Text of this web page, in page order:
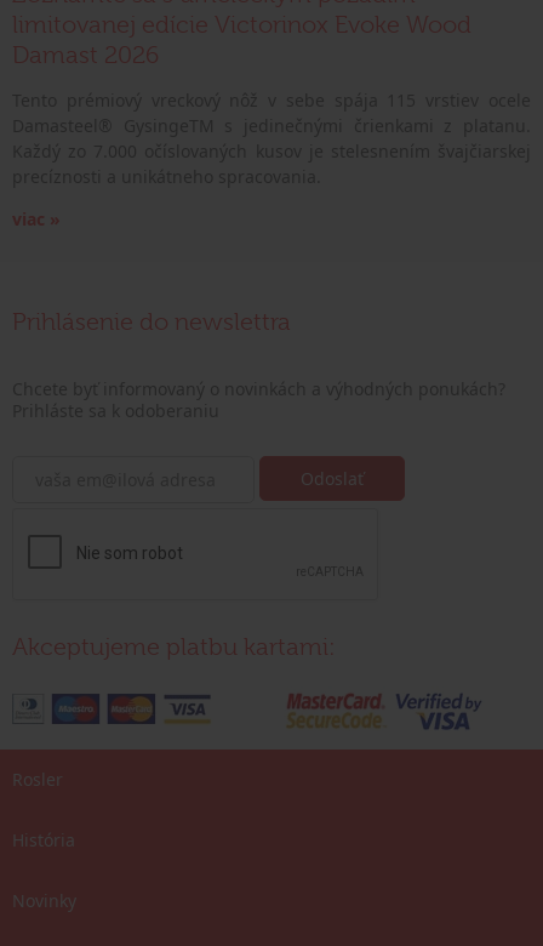
limitovanej edície Victorinox Evoke Wood
Damast 2026
viac »
Prihlásenie do newslettra
Akceptujeme platbu kartami:
Rosler
História
Novinky